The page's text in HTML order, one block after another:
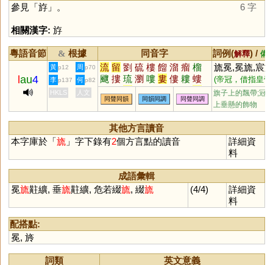
參見「 斿」。 6 字
相關漢字: 斿
粵語音節 & 根據 同音字 詞例(解釋) / 備
au4
黃 p12 周 p70 流 留 劉 硫 樓 餾 溜 瘤 榴
飀 摟 琉 瀏 嘍 婁 僂 耬 螻
遛 髏 斿 蹓 鎦 蔞 鎏 漊 鏐
鶹 窶 漻 摎 慺 廔 寠 艛 蟉
懰 鞻 飂 騮 鰡 膢 塿 鷚 鷜
嵧 媹 熡 蓅 藰 麍 裗
旒冕,冕旒,宸旒
(帝冠，借指皇帝
李 p137 何 p82
HKLS 人文
同聲同韻 同韻同調 同聲同調
旗子上的飄帶;冠
上垂懸的飾物
其他方言讀音
本字庫於「旒」字下錄有2個方言點的讀音
詳細資
料
成語彙輯
冕旒黈纊, 垂旒黈纊, 危若綴旒, 綴旒 (4/4)
詳細資
料
配搭點:
冕, 旍
詞類
英文意義